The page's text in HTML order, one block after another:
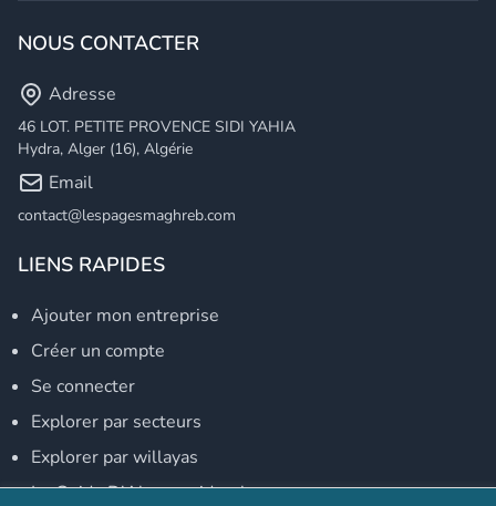
NOUS CONTACTER
Adresse
46 LOT. PETITE PROVENCE SIDI YAHIA
Hydra, Alger (16), Algérie
Email
contact@lespagesmaghreb.com
LIENS RAPIDES
Ajouter mon entreprise
Créer un compte
Se connecter
Explorer par secteurs
Explorer par willayas
Le Guide D'Alger, guide-alger.com